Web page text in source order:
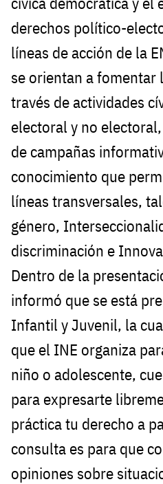
derechos político-
líneas de acción de la
se orientan a fomentar
través de actividades
electoral y no
de campañas
conocimiento que
líneas transversales,
género,
discriminación e
Dentro de la
informó que se está
Infantil y Juvenil, la
que el INE organiza
niño o adolescente,
para expresarte
práctica tu derecho a
consulta es para que
opiniones sobre